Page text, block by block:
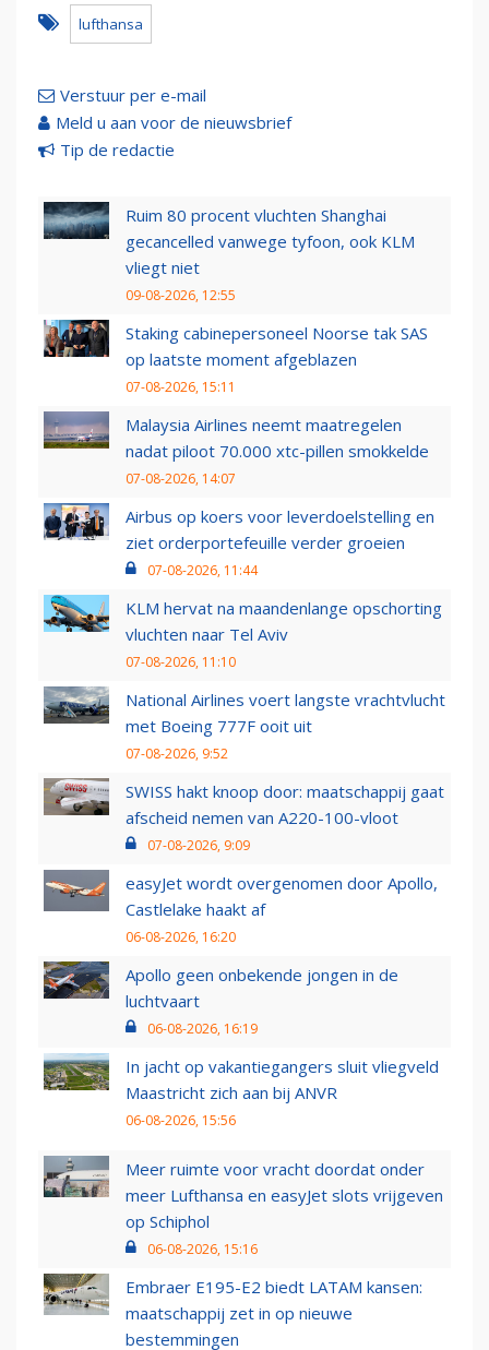
lufthansa
Verstuur per e-mail
Meld u aan voor de nieuwsbrief
Tip de redactie
Ruim 80 procent vluchten Shanghai
gecancelled vanwege tyfoon, ook KLM
vliegt niet
09-08-2026, 12:55
Staking cabinepersoneel Noorse tak SAS
op laatste moment afgeblazen
07-08-2026, 15:11
Malaysia Airlines neemt maatregelen
nadat piloot 70.000 xtc-pillen smokkelde
07-08-2026, 14:07
Airbus op koers voor leverdoelstelling en
ziet orderportefeuille verder groeien
07-08-2026, 11:44
KLM hervat na maandenlange opschorting
vluchten naar Tel Aviv
07-08-2026, 11:10
National Airlines voert langste vrachtvlucht
met Boeing 777F ooit uit
07-08-2026, 9:52
SWISS hakt knoop door: maatschappij gaat
afscheid nemen van A220-100-vloot
07-08-2026, 9:09
easyJet wordt overgenomen door Apollo,
Castlelake haakt af
06-08-2026, 16:20
Apollo geen onbekende jongen in de
luchtvaart
06-08-2026, 16:19
In jacht op vakantiegangers sluit vliegveld
Maastricht zich aan bij ANVR
06-08-2026, 15:56
Meer ruimte voor vracht doordat onder
meer Lufthansa en easyJet slots vrijgeven
op Schiphol
06-08-2026, 15:16
Embraer E195-E2 biedt LATAM kansen:
maatschappij zet in op nieuwe
bestemmingen